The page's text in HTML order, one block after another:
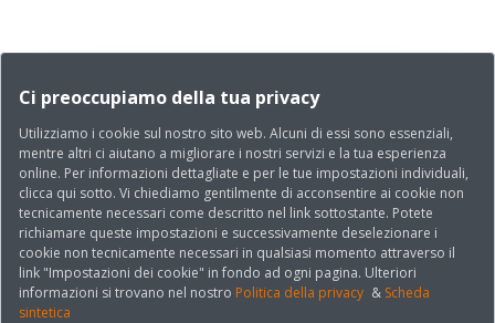
Ci preoccupiamo della tua privacy
Utilizziamo i cookie sul nostro sito web. Alcuni di essi sono essenziali,
mentre altri ci aiutano a migliorare i nostri servizi e la tua esperienza
online. Per informazioni dettagliate e per le tue impostazioni individuali,
clicca qui sotto. Vi chiediamo gentilmente di acconsentire ai cookie non
tecnicamente necessari come descritto nel link sottostante. Potete
richiamare queste impostazioni e successivamente deselezionare i
cookie non tecnicamente necessari in qualsiasi momento attraverso il
link "Impostazioni dei cookie" in fondo ad ogni pagina. Ulteriori
informazioni si trovano nel nostro Politica della privacy & Scheda
sintetica